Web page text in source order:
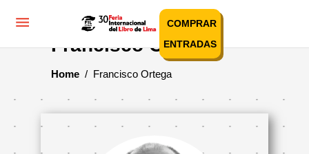
COMPRAR
ENTRADAS
Francisco Ortega
Home / Francisco Ortega